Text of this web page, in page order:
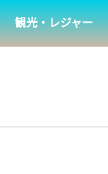
観光・レジャー